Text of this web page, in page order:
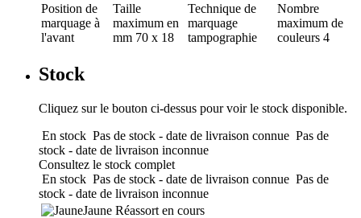
Position de
marquage à
l'avant
Taille
maximum en
mm 70 x 18
Technique de
marquage
tampographie
Nombre
maximum de
couleurs 4
Stock
Cliquez sur le bouton ci-dessus pour voir le stock disponible.
En stock Pas de stock - date de livraison connue Pas de
stock - date de livraison inconnue
Consultez le stock complet
En stock Pas de stock - date de livraison connue Pas de
stock - date de livraison inconnue
Jaune Réassort en cours